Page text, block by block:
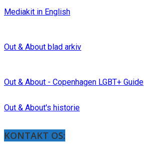
Mediakit in English
Out & About blad arkiv
Out & About - Copenhagen LGBT+ Guide
Out & About's historie
KONTAKT OS: